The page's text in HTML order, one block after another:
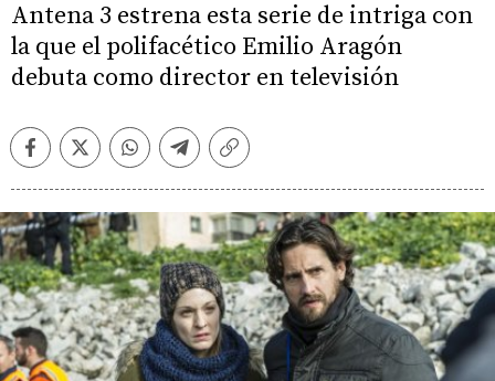
Antena 3 estrena esta serie de intriga con
la que el polifacético Emilio Aragón
debuta como director en televisión
FacebookTwitterWhatsappTelegramCopiar